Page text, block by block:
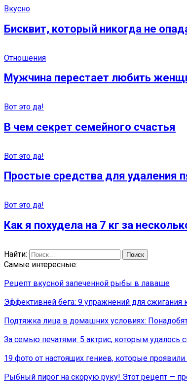
Вкусно
Бисквит, который никогда не
Отношения
Мужчина перестает любить
Вот это да!
В чем секрет семейного счастья
Вот это да!
Простые средства для удаления
Вот это да!
Как я похудела на 7 кг за
Найти:
Самые интересные:
Рецепт вкусной запеченной рыбы в лаваше
Эффективней бега: 9 упражнений для сжигания
Подтяжка лица в домашних условиях:
За семью печатями: 5 актрис, которым удалось
19 фото от настоящих гениев, которые
Рыбный пирог на скорую руку! Этот рецепт —